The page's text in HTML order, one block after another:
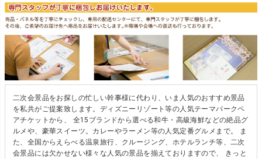
二次会景品をお探しの忙しい幹事様に代わり、いま人気のおすすめ景品
を私共がご提案致します。ディズニーリゾート等の人気テーマパークペ
アチケットから、 全15ブランドから選べる和牛・高級海鮮などの絶品グ
ルメや、豪華スイーツ。カレーやラーメン等の人気定番グルメまで。 ま
た、全国からえらべる温泉旅行、クルージング、ホテルランチ等、二次
会景品には欠かせない様々な人気の景品を揃えておりますので、 きっと